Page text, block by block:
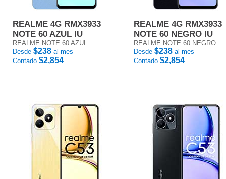
REALME 4G RMX3933
NOTE 60 AZUL IU
REALME NOTE 60 AZUL
Desde $238 al mes
Contado $2,854
REALME 4G RMX3933
NOTE 60 NEGRO IU
REALME NOTE 60 NEGRO
Desde $238 al mes
Contado $2,854